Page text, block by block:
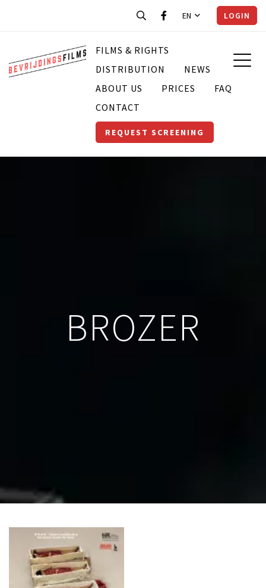
EN LOGIN
FILMS & RIGHTS
DISTRIBUTION
NEWS
ABOUT US
PRICES
FAQ
CONTACT
REQUEST SCREENING
BROZER